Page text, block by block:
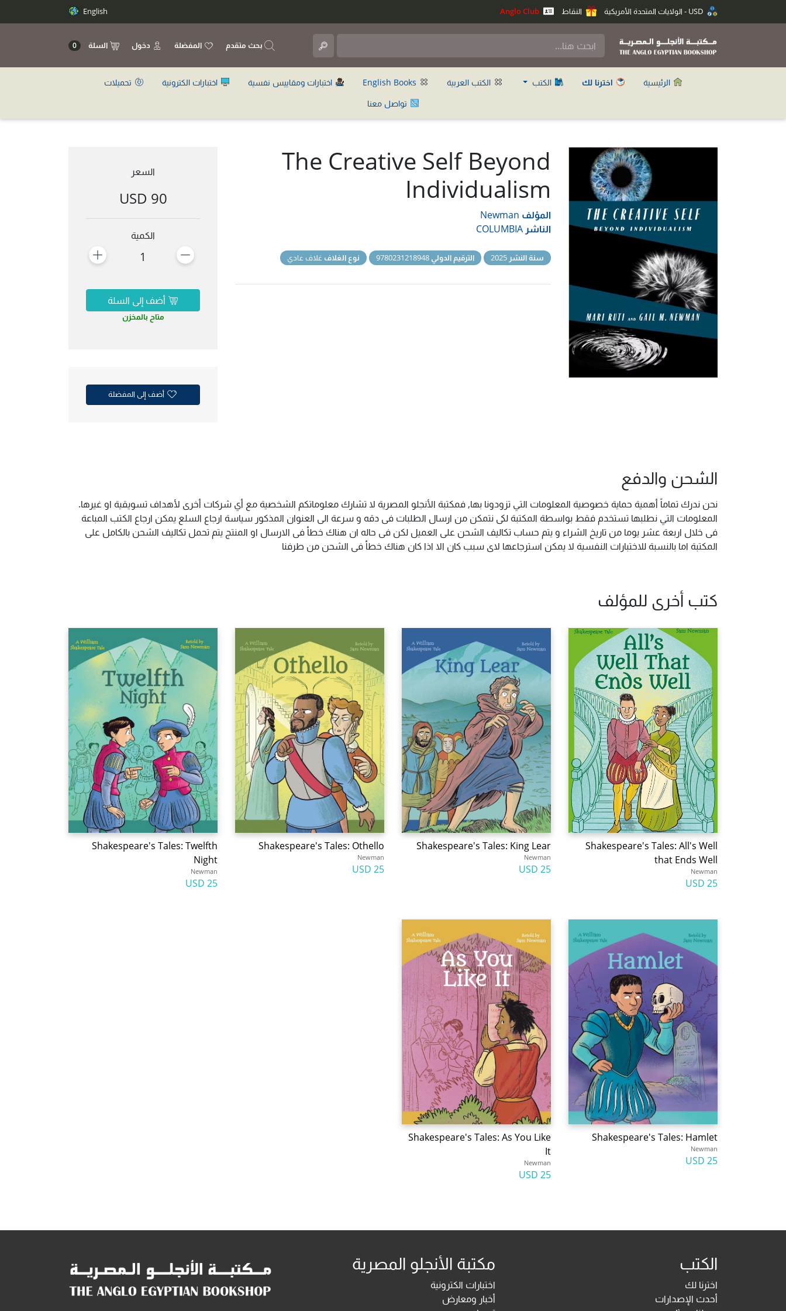
النقاط English
بحث متقدم المفضلة دخول السلة 0
الرئيسية اخترنا لك الكتب الكتب العربية اختبارات ومقاييس نفسية اختبارات الكترونية
تحميلات
تواصل معنا
The Creative Self Beyond
Individualism
المؤلف Newman
الناشر COLUMBIA
سنة النشر الترقيم الدولي نوع الغلاف غلاف عادي
السعر
90 USD
الكمية
1
أضف إلى السلة
متاح بالمخزن
أضف إلى المفضلة
الشحن والدفع
نحن ندرك تماماً أهمية حماية خصوصية المعلومات التي تزودونا بها, فمكتبة الأنجلو المصرية لا تشارك معلوماتكم الشخصية مع أي شركات أخرى لأهداف تسويقية او غيرها.
المعلومات التي نطلبها تستخدم فقط بواسطة المكتبة لكى نتمكن من ارسال الطلبات فى دقه و سرعة الى العنوان المذكور سياسة ارجاع السلع يمكن ارجاع الكتب المباعة
فى خلال اربعة عشر يوما من تاريخ الشراء و يتم حساب تكاليف الشحن على العميل لكن فى حاله ان هناك خطأ فى الارسال او المنتج يتم تحمل تكاليف الشحن بالكامل على
المكتبة اما بالنسبة للاختبارات النفسية لا يمكن استرجاعها لاى سبب كان الا اذا كان هناك خطأ فى الشحن من طرفنا
كتب أخرى للمؤلف
Shakespeare's Tales: All's Well
that Ends Well
Newman
25 USD
Shakespeare's Tales: King Lear
Newman
25 USD
Shakespeare's Tales: Othello
Newman
25 USD
Shakespeare's Tales: Twelfth
Night
Newman
25 USD
Shakespeare's Tales: Hamlet
Newman
25 USD
Shakespeare's Tales: As You Like
It
Newman
25 USD
الكتب
اخترنا لك
أحدث الإصدارات
مكتبة الأنجلو المصرية
اختبارات الكترونية
أخبار ومعارض